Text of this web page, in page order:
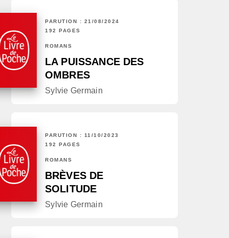
PARUTION : 21/08/2024
192 PAGES
ROMANS
LA PUISSANCE DES
OMBRES
Sylvie Germain
PARUTION : 11/10/2023
192 PAGES
ROMANS
BRÈVES DE
SOLITUDE
Sylvie Germain